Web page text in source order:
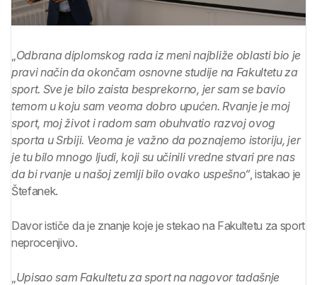
Odbrana diplomskog rada iz meni najbliže oblasti bio je
pravi način da okončam osnovne studije na Fakultetu za
sport. Sve je bilo zaista besprekorno, jer sam se bavio
temom u koju sam veoma dobro upućen. Rvanje je moj
sport, moj život i radom sam obuhvatio razvoj ovog
sporta u Srbiji. Veoma je važno da poznajemo istoriju, jer
je tu bilo mnogo ljudi, koji su učinili vredne stvari pre nas
da bi rvanje u našoj zemlji bilo ovako uspešno“, istakao je
Štefanek.
Davor ističe da je znanje koje je stekao na Fakultetu za sport
neprocenjivo.
Upisao sam Fakultetu za sport na nagovor tadašnje